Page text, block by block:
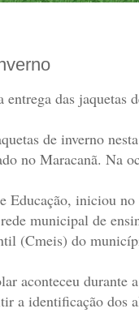
das jaquetas
de inverno
no Maracanã. Na
iniciou no
municipal de
(Cmeis) do
aconteceu
a identificação dos